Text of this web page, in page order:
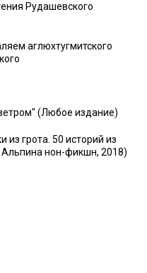
Рудашевского
аглюхтугмитского
(Любое издание)
грота. 50 историй из
нон-фикшн, 2018)